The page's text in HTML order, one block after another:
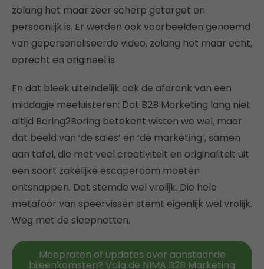
zolang het maar zeer scherp getarget en
persoonlijk is. Er werden ook voorbeelden genoemd
van gepersonaliseerde video, zolang het maar echt,
oprecht en origineel is
En dat bleek uiteindelijk ook de afdronk van een
middagje meeluisteren: Dat B2B Marketing lang niet
altijd Boring2Boring betekent wisten we wel, maar
dat beeld van ‘de sales’ en ‘de marketing’, samen
aan tafel, die met veel creativiteit en originaliteit uit
een soort zakelijke escaperoom moeten
ontsnappen. Dat stemde wel vrolijk. Die hele
metafoor van speervissen stemt eigenlijk wel vrolijk.
Weg met de sleepnetten.
Meepraten of updates over aanstaande
bijeenkomsten? Volg de NIMA B2B Marketing